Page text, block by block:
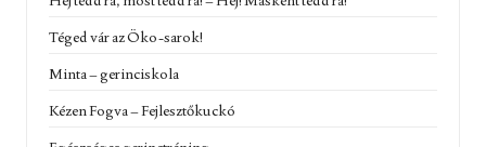
Téged vár az Öko-sarok!
Minta – gerinciskola
Kézen Fogva – Fejlesztőkuckó